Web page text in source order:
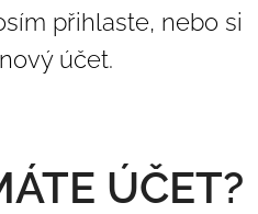
přihlaste, nebo si
účet.
ÚČET?